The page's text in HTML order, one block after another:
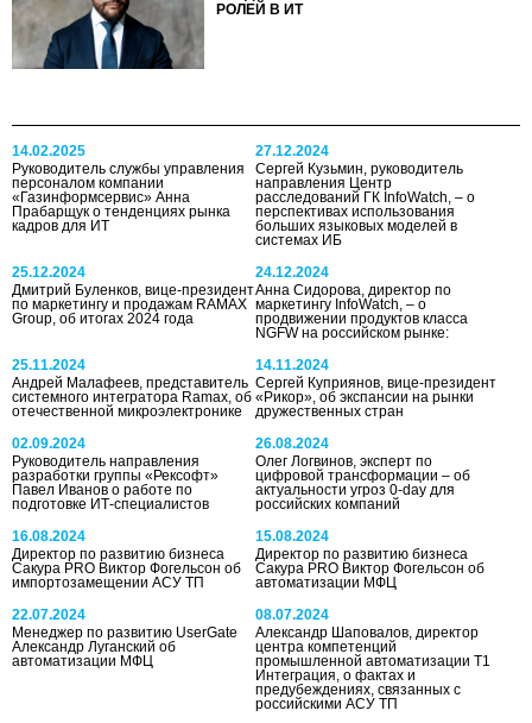
РОЛЕЙ В ИТ
14.02.2025
Руководитель службы управления
персоналом компании
«Газинформсервис» Анна
Прабарщук о тенденциях рынка
кадров для ИТ
27.12.2024
Сергей Кузьмин, руководитель
направления Центр
расследований ГК InfoWatch, – о
перспективах использования
больших языковых моделей в
системах ИБ
25.12.2024
Дмитрий Буленков, вице-президент
по маркетингу и продажам RAMAX
Group, об итогах 2024 года
24.12.2024
Анна Сидорова, директор по
маркетингу InfoWatch, – о
продвижении продуктов класса
NGFW на российском рынке:
25.11.2024
Андрей Малафеев, представитель
системного интегратора Ramax, об
отечественной микроэлектронике
14.11.2024
Сергей Куприянов, вице-президент
«Рикор», об экспансии на рынки
дружественных стран
02.09.2024
Руководитель направления
разработки группы «Рексофт»
Павел Иванов о работе по
подготовке ИТ-специалистов
26.08.2024
Олег Логвинов, эксперт по
цифровой трансформации – об
актуальности угроз 0-day для
российских компаний
16.08.2024
Директор по развитию бизнеса
Сакура PRO Виктор Фогельсон об
импортозамещении АСУ ТП
15.08.2024
Директор по развитию бизнеса
Сакура PRO Виктор Фогельсон об
автоматизации МФЦ
22.07.2024
Менеджер по развитию UserGate
Александр Луганский об
автоматизации МФЦ
08.07.2024
Александр Шаповалов, директор
центра компетенций
промышленной автоматизации Т1
Интеграция, о фактах и
предубеждениях, связанных с
российскими АСУ ТП